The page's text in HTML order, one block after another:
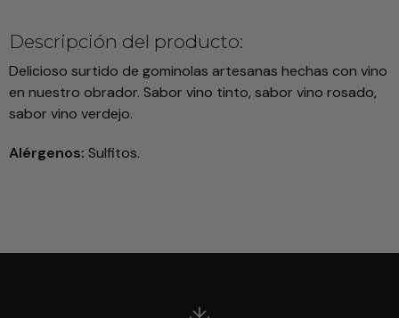
Descripción del producto:
Delicioso surtido de gominolas artesanas hechas con vino
en nuestro obrador. Sabor vino tinto, sabor vino rosado,
sabor vino verdejo.
Alérgenos: Sulfitos.